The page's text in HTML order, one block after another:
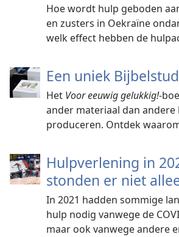
Hoe wordt hulp geboden
en zusters in Oekraïne
welk effect hebben de
Een uniek
Het Voor eeuwig gelukkig!-
ander materiaal dan andere
produceren. Ontdek
Hulpverlening in
stonden er niet
In 2021 hadden sommige
hulp nodig vanwege de
maar ook vanwege andere